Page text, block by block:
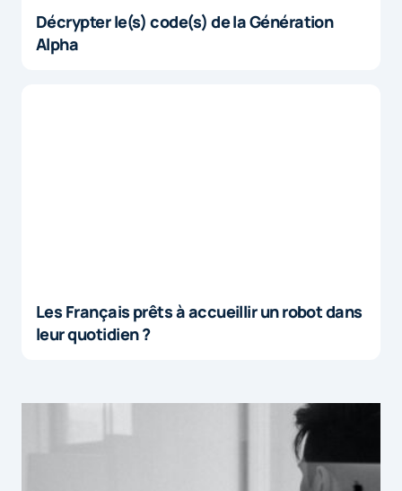
Décrypter le(s) code(s) de la Génération
Alpha
Les Français prêts à accueillir un robot dans
leur quotidien ?